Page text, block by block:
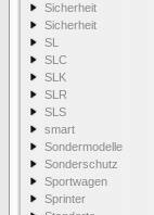
Sicherheit
Sicherheit
SL
SLC
SLK
SLR
SLS
smart
Sondermodelle
Sonderschutz
Sportwagen
Sprinter